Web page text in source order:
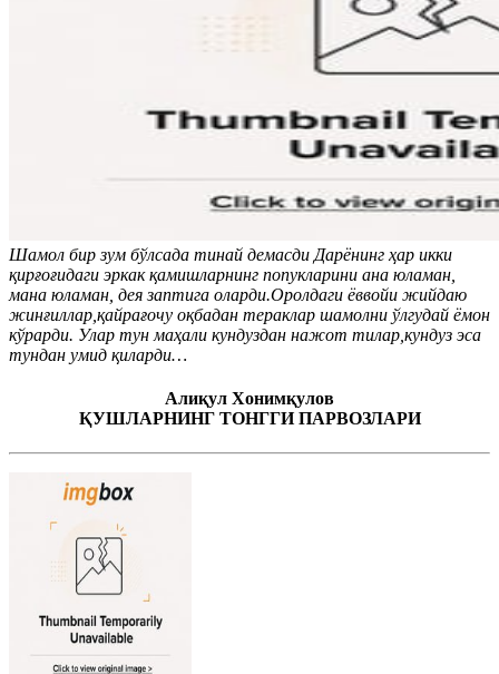
Шамол бир зум бўлсада тинай демасди Дарёнинг ҳар икки
қирғоғидаги эркак қамишларнинг попукларини ана юламан,
мана юламан, дея заптига оларди.Оролдаги ёввойи жийдаю
жинғиллар,қайрағочу оқбадан тераклар шамолни ўлгудай ёмон
кўрарди. Улар тун маҳали кундуздан нажот тилар,кундуз эса
тундан умид қиларди…
Алиқул Хонимқулов
ҚУШЛАРНИНГ ТОНГГИ ПАРВОЗЛАРИ